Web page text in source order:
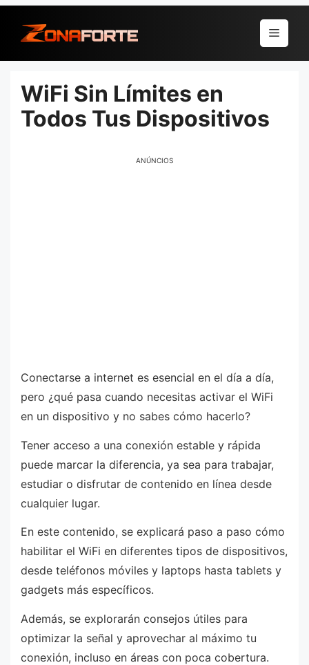
para
conteúdo
Menu
WiFi Sin Límites en
Todos Tus Dispositivos
ANÚNCIOS
Conectarse a internet es esencial en el día a día,
pero ¿qué pasa cuando necesitas activar el WiFi
en un dispositivo y no sabes cómo hacerlo?
Tener acceso a una conexión estable y rápida
puede marcar la diferencia, ya sea para trabajar,
estudiar o disfrutar de contenido en línea desde
cualquier lugar.
En este contenido, se explicará paso a paso cómo
habilitar el WiFi en diferentes tipos de dispositivos,
desde teléfonos móviles y laptops hasta tablets y
gadgets más específicos.
Además, se explorarán consejos útiles para
optimizar la señal y aprovechar al máximo tu
conexión, incluso en áreas con poca cobertura.